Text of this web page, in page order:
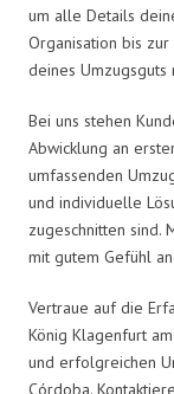
um alle Details
Organisation bis
deines
Bei uns stehen
Abwicklung an
umfassenden
und individuelle
zugeschnitten sind.
mit gutem Gefühl
Vertraue auf die
König Klagenfurt
und erfolgreichen
Córdoba.